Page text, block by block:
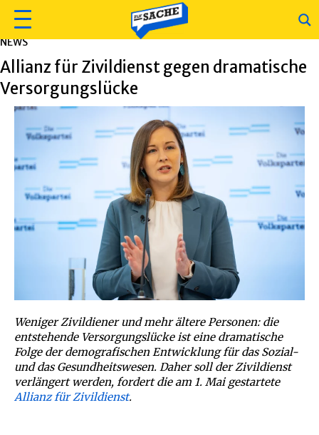
NEWS
Allianz für Zivildienst gegen dramatische
Versorgungslücke
Weniger Zivildiener und mehr ältere Personen: die
entstehende Versorgungslücke ist eine dramatische
Folge der demografischen Entwicklung für das Sozial-
und das Gesundheitswesen. Daher soll der Zivildienst
verlängert werden, fordert die am 1. Mai gestartete
Allianz für Zivildienst.